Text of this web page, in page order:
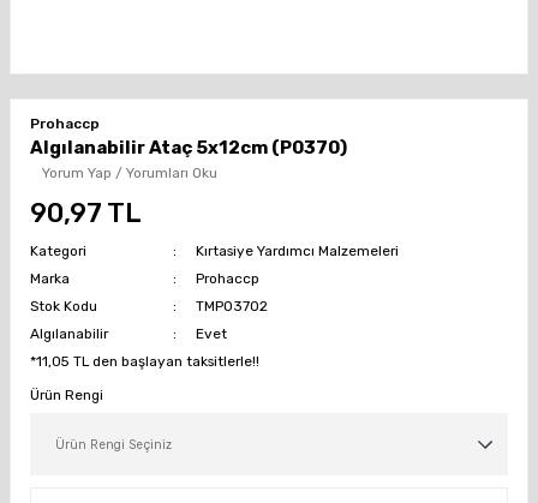
Prohaccp
Algılanabilir Ataç 5x12cm (P0370)
Yorum Yap / Yorumları Oku
90,97 TL
Kategori
Kırtasiye Yardımcı Malzemeleri
Marka
Prohaccp
Stok Kodu
TMP03702
Algılanabilir
Evet
*11,05 TL den başlayan taksitlerle!!
Ürün Rengi